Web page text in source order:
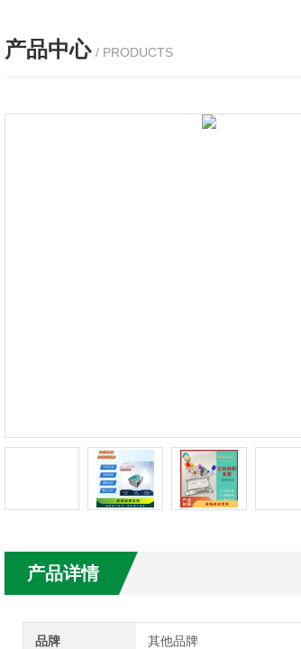
试剂盒现货
速发
厂家直销
产品中心 / PRODUCTS
产品详情
品牌 其他品牌